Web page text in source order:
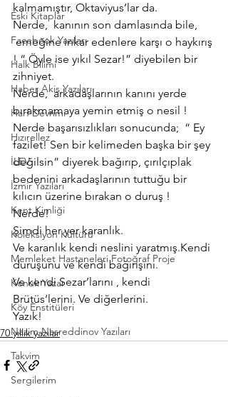
Eski Kitaplar
Facebook Yazıları
Halk Bilimi
Haber Akis Yazıları
Harf Devrimi
Hızırellez
İLEV
İzmir Yazıları
Kent Kimliği
Koleksiyon Kültürü
Memleket Hastaneleri Fotoğraf Proje
Konuk Yazar
Köy Enstitüleri
Nazim Nasreddinov Yazıları
Takvim
Sergilerim
kalmamıştır, Oktaviyus’lar da.
Nerde,  kanının son damlasında bile,
emeğine inkar edenlere karşı o haykırış
! “ Öyle ise yıkıl Sezar!” diyebilen bir
zihniyet.
Nerde,  arkadaşlarının kanını yerde
bırakmamaya yemin etmiş o nesil !
Nerde başarısızlıkları sonucunda;  “ Ey
fazilet! Sen bir kelimeden başka bir şey
değilsin” diyerek bağırıp, çırılçıplak
bedenini arkadaşlarının tuttuğu bir
kılıcın üzerine bırakan o duruş !
Nerde!
Şimdi her yer karanlık.
Ve karanlık kendi neslini yaratmış.Kendi
duruşunu ve kendi bağırışını.
Ve kendi Sezar’larını , kendi
Brütüs’lerini. Ve diğerlerini.
Yazık!
70 yıllık yazılar